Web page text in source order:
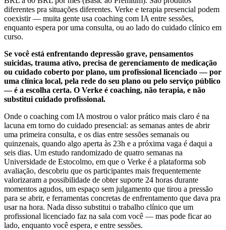
diferentes pra situações diferentes. Verke e terapia presencial podem
coexistir — muita gente usa coaching com IA entre sessões,
enquanto espera por uma consulta, ou ao lado do cuidado clínico em
curso.
Se você está enfrentando depressão grave, pensamentos
suicidas, trauma ativo, precisa de gerenciamento de medicação
ou cuidado coberto por plano, um profissional licenciado — por
uma clínica local, pela rede do seu plano ou pelo serviço público
— é a escolha certa. O Verke é coaching, não terapia, e não
substitui cuidado profissional.
Onde o coaching com IA mostrou o valor prático mais claro é na
lacuna em torno do cuidado presencial: as semanas antes de abrir
uma primeira consulta, e os dias entre sessões semanais ou
quinzenais, quando algo aperta às 23h e a próxima vaga é daqui a
seis dias. Um estudo randomizado de quatro semanas na
Universidade de Estocolmo, em que o Verke é a plataforma sob
avaliação, descobriu que os participantes mais frequentemente
valorizaram a possibilidade de obter suporte 24 horas durante
momentos agudos, um espaço sem julgamento que tirou a pressão
para se abrir, e ferramentas concretas de enfrentamento que dava pra
usar na hora. Nada disso substitui o trabalho clínico que um
profissional licenciado faz na sala com você — mas pode ficar ao
lado, enquanto você espera, e entre sessões.